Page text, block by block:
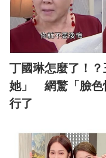
丁國琳怎麼了！
她」 網驚「臉色
行了